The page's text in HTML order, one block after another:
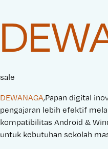
sale
DEWANAGA,Papan digital
pengajaran lebih efektif
kompatibilitas Android &
untuk kebutuhan sekolah